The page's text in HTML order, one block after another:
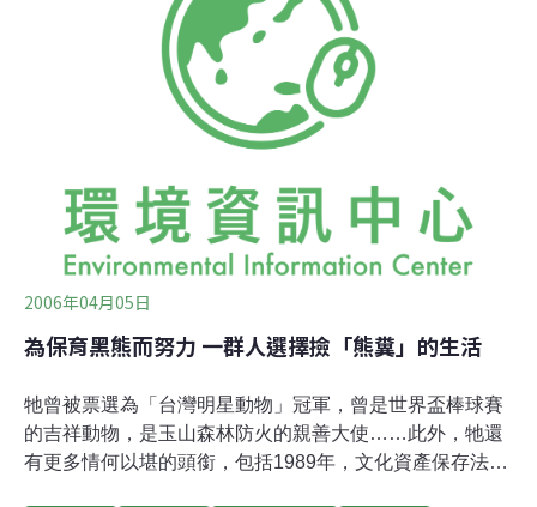
出，台南縣左鎮地區頭嵙山崎頂層屬台灣更新世中期地
層，曾有犀牛、大象、猴子、老虎、鹿和牛等陸相哺乳動
物出土，年代範圍約在40萬年至90萬年前，最有名的是早
坂中國犀等化石，但像熊、虎等肉食動物化石出土數量非
常稀少。張鈞翔表示，文獻紀錄上，在澎湖海溝及水道，
早的證據，他迫不及待想親眼看到這3顆熊的牙齒
2006年04月05日
為保育黑熊而努力 一群人選擇撿「熊糞」的生活
牠曾被票選為「台灣明星動物」冠軍，曾是世界盃棒球賽
的吉祥動物，是玉山森林防火的親善大使……此外，牠還
有更多情何以堪的頭銜，包括1989年，文化資產保存法將